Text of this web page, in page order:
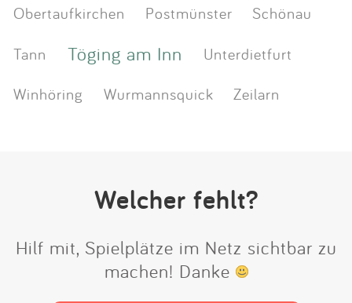
Obertaufkirchen
Postmünster
Schönau
Tann
Töging am Inn
Unterdietfurt
Winhöring
Wurmannsquick Zeilarn
Welcher fehlt?
Hilf mit, Spielplätze im Netz sichtbar zu
machen! Danke